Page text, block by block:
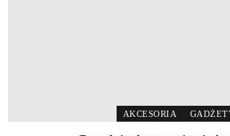
AKCESORIA